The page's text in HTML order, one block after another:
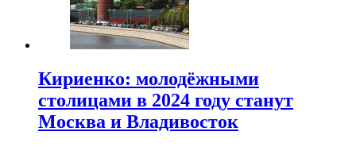
Кириенко: молодёжными
столицами в 2024 году станут
Москва и Владивосток